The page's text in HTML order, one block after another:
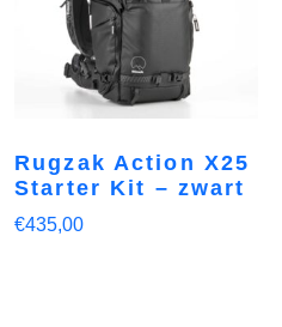
Rugzak Action X25
Starter Kit – zwart
€435,00